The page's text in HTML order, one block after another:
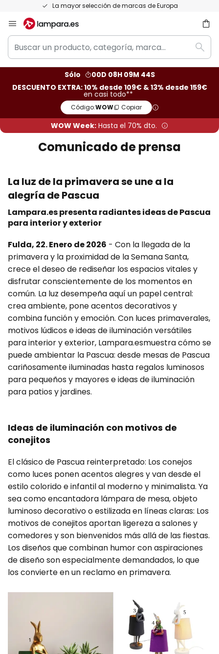
Devoluciones gratis en un plazo de 50 días
al
contenido
Buscar
un
producto,
marca...
Sólo
00D 08H 09M 43S
DESCUENTO EXTRA: 10% desde 109€ & 13% desde 159€
en casi todo**
Código:WOW Copiar
WOW Week: Hasta el 70% dto.
Comunicado de prensa
La luz de la primavera se une a la
alegría de Pascua
Lampara.es presenta radiantes ideas de Pascua
para interior y exterior
Fulda, 22. Enero de 2026 - Con la llegada de la
primavera y la proximidad de la Semana Santa,
crece el deseo de rediseñar los espacios vitales y
disfrutar conscientemente de los momentos en
común. La luz desempeña aquí un papel central:
crea ambiente, pone acentos decorativos y
combina función y emoción. Con luces primaverales,
motivos lúdicos e ideas de iluminación versátiles
para interior y exterior, Lampara.esmuestra cómo se
puede ambientar la Pascua: desde mesas de Pascua
cariñosamente iluminadas hasta regalos luminosos
para pequeños y mayores e ideas de iluminación
para patios y jardines.
Ideas de iluminación con motivos de
conejitos
El clásico de Pascua reinterpretado: Los conejos
como luces ponen acentos alegres y van desde el
estilo colorido e infantil al moderno y minimalista. Ya
sea como encantadora lámpara de mesa, objeto
luminoso decorativo o estilizada en líneas claras: Los
motivos de conejitos aportan ligereza a salones y
comedores y son bienvenidos más allá de las fiestas.
Los diseños que combinan humor con aspiraciones
de diseño son especialmente demandados, lo que
los convierte en un reclamo en primavera.